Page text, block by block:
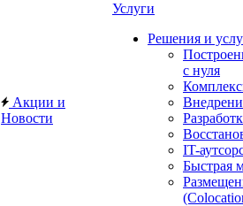
Акции и
Новости
Услуги
Решения и
с нуля
IT-
Быстрая